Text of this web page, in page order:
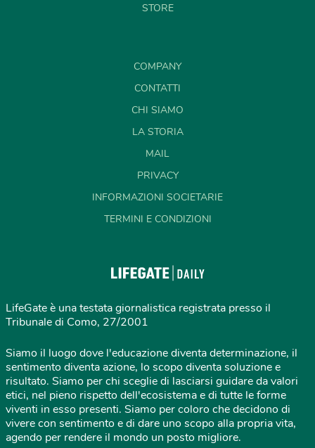
STORE
COMPANY
CONTATTI
CHI SIAMO
LA STORIA
MAIL
PRIVACY
INFORMAZIONI SOCIETARIE
TERMINI E CONDIZIONI
LifeGate è una testata giornalistica registrata presso il
Tribunale di Como, 27/2001
Siamo il luogo dove l'educazione diventa determinazione, il
sentimento diventa azione, lo scopo diventa soluzione e
risultato. Siamo per chi sceglie di lasciarsi guidare da valori
etici, nel pieno rispetto dell'ecosistema e di tutte le forme
viventi in esso presenti. Siamo per coloro che decidono di
vivere con sentimento e di dare uno scopo alla propria vita,
agendo per rendere il mondo un posto migliore.